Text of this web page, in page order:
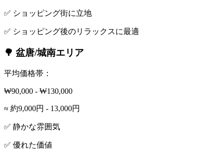
✅ ショッピング街に立地
✅ ショッピング後のリラックスに最適
🌳 盆唐/城南エリア
平均価格帯：
₩90,000 - ₩130,000
≈ 約9,000円 - 13,000円
✅ 静かな雰囲気
✅ 優れた価値